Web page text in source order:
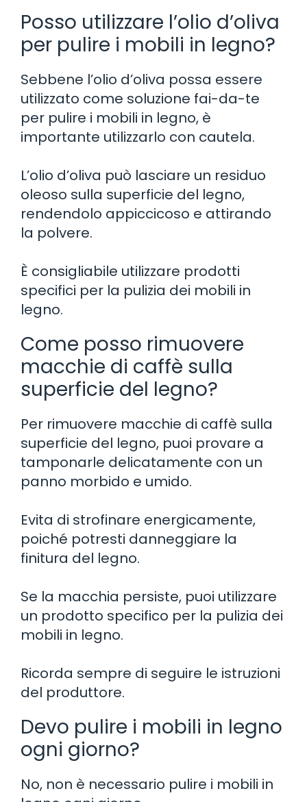
Posso utilizzare l’olio d’oliva
per pulire i mobili in legno?
Sebbene l’olio d’oliva possa essere
utilizzato come soluzione fai-da-te
per pulire i mobili in legno, è
importante utilizzarlo con cautela.
L’olio d’oliva può lasciare un residuo
oleoso sulla superficie del legno,
rendendolo appiccicoso e attirando
la polvere.
È consigliabile utilizzare prodotti
specifici per la pulizia dei mobili in
legno.
Come posso rimuovere
macchie di caffè sulla
superficie del legno?
Per rimuovere macchie di caffè sulla
superficie del legno, puoi provare a
tamponarle delicatamente con un
panno morbido e umido.
Evita di strofinare energicamente,
poiché potresti danneggiare la
finitura del legno.
Se la macchia persiste, puoi utilizzare
un prodotto specifico per la pulizia dei
mobili in legno.
Ricorda sempre di seguire le istruzioni
del produttore.
Devo pulire i mobili in legno
ogni giorno?
No, non è necessario pulire i mobili in